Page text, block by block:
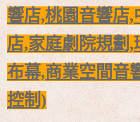
響店,桃園音響店,
店,家庭劇院規劃,
布幕,商業空間音
控制)